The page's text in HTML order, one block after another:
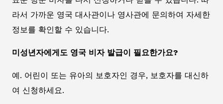
라서 가까운 영국 대사관이나 영사관에 문의하여 자세한
정보를 확인할 수 있습니다.
미성년자에게도 영국 비자 발급이 필요한가요?
예. 어린이 또는 유아의 보호자인 경우, 보호자를 대신하
여 신청하세요.